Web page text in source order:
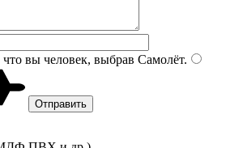
вы человек, выбрав Самолёт.